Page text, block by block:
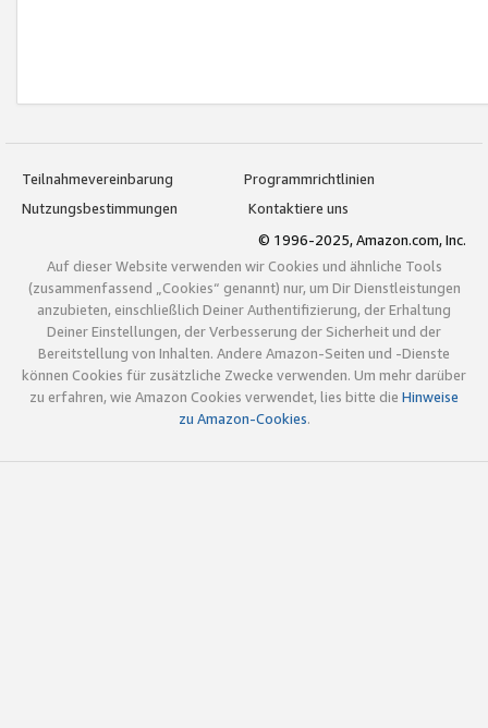
Teilnahmevereinbarung
Programmrichtlinien
Nutzungsbestimmungen
Kontaktiere uns
© 1996-2025, Amazon.com, Inc.
Auf dieser Website verwenden wir Cookies und ähnliche Tools
(zusammenfassend „Cookies“ genannt) nur, um Dir Dienstleistungen
anzubieten, einschließlich Deiner Authentifizierung, der Erhaltung
Deiner Einstellungen, der Verbesserung der Sicherheit und der
Bereitstellung von Inhalten. Andere Amazon-Seiten und -Dienste
können Cookies für zusätzliche Zwecke verwenden. Um mehr darüber
zu erfahren, wie Amazon Cookies verwendet, lies bitte die Hinweise
zu Amazon-Cookies.